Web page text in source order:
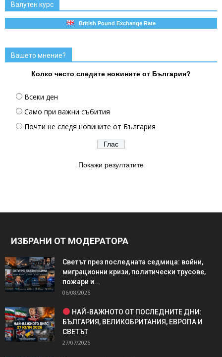
Валутен курс
British Pound Exchange Rate
Вашето мнение?
Колко често следите новините от България?
Всеки ден
Само при важни събития
Почти не следя новините от България
Покажи резултатите
ИЗБРАНИ ОТ МОДЕРАТОРА
Светът през последната седмица: войни,
миграционни кризи, политически трусове,
пожари и...
06/08/2026
НАЙ-ВАЖНОТО ОТ ПОСЛЕДНИТЕ ДНИ:
БЪЛГАРИЯ, ВЕЛИКОБРИТАНИЯ, ЕВРОПА И
СВЕТЪТ
27/07/2026